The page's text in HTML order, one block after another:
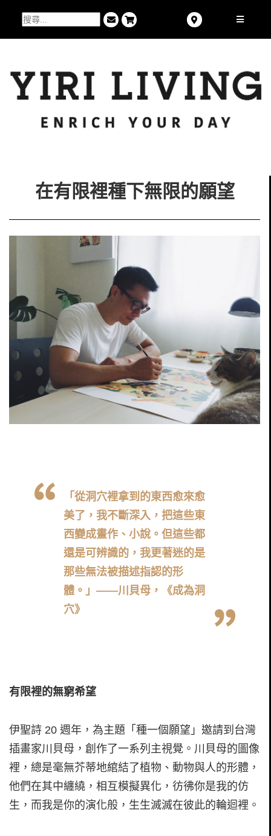
在有限裡種下無限的願望
「從洞穴裡拿到的東西愈來愈
美了，我不斷深入，把這些東
西變成畫作、小說。但這些都
還是可辨識的，我更著迷的是
那些無法被描述指認的形
體。」——川貝母，《成為洞
穴》
有限裡的無窮希望
伊聖詩 20 週年，為主題「種一個願望」邀請到台灣
插畫家川貝母，創作了一系列主視覺。川貝母的圖像
裡，總是毫無芥蒂地綰結了植物、動物與人的形體，
他們在其中纏繞，相互模擬異化，彷彿你是我的仿
生，而我是你的演化般，生生滅滅在彼此的輪迴裡。